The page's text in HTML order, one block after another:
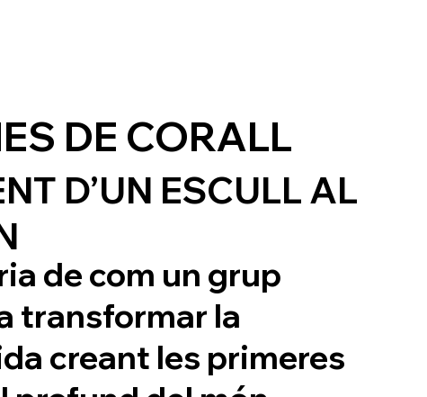
DE CORALL
D’UN ESCULL AL
de com un grup
transformar la
creant les primeres